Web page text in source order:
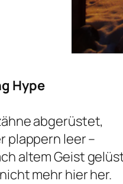
Hype
abgerüstet,
plappern leer –
altem Geist
mehr hier her.